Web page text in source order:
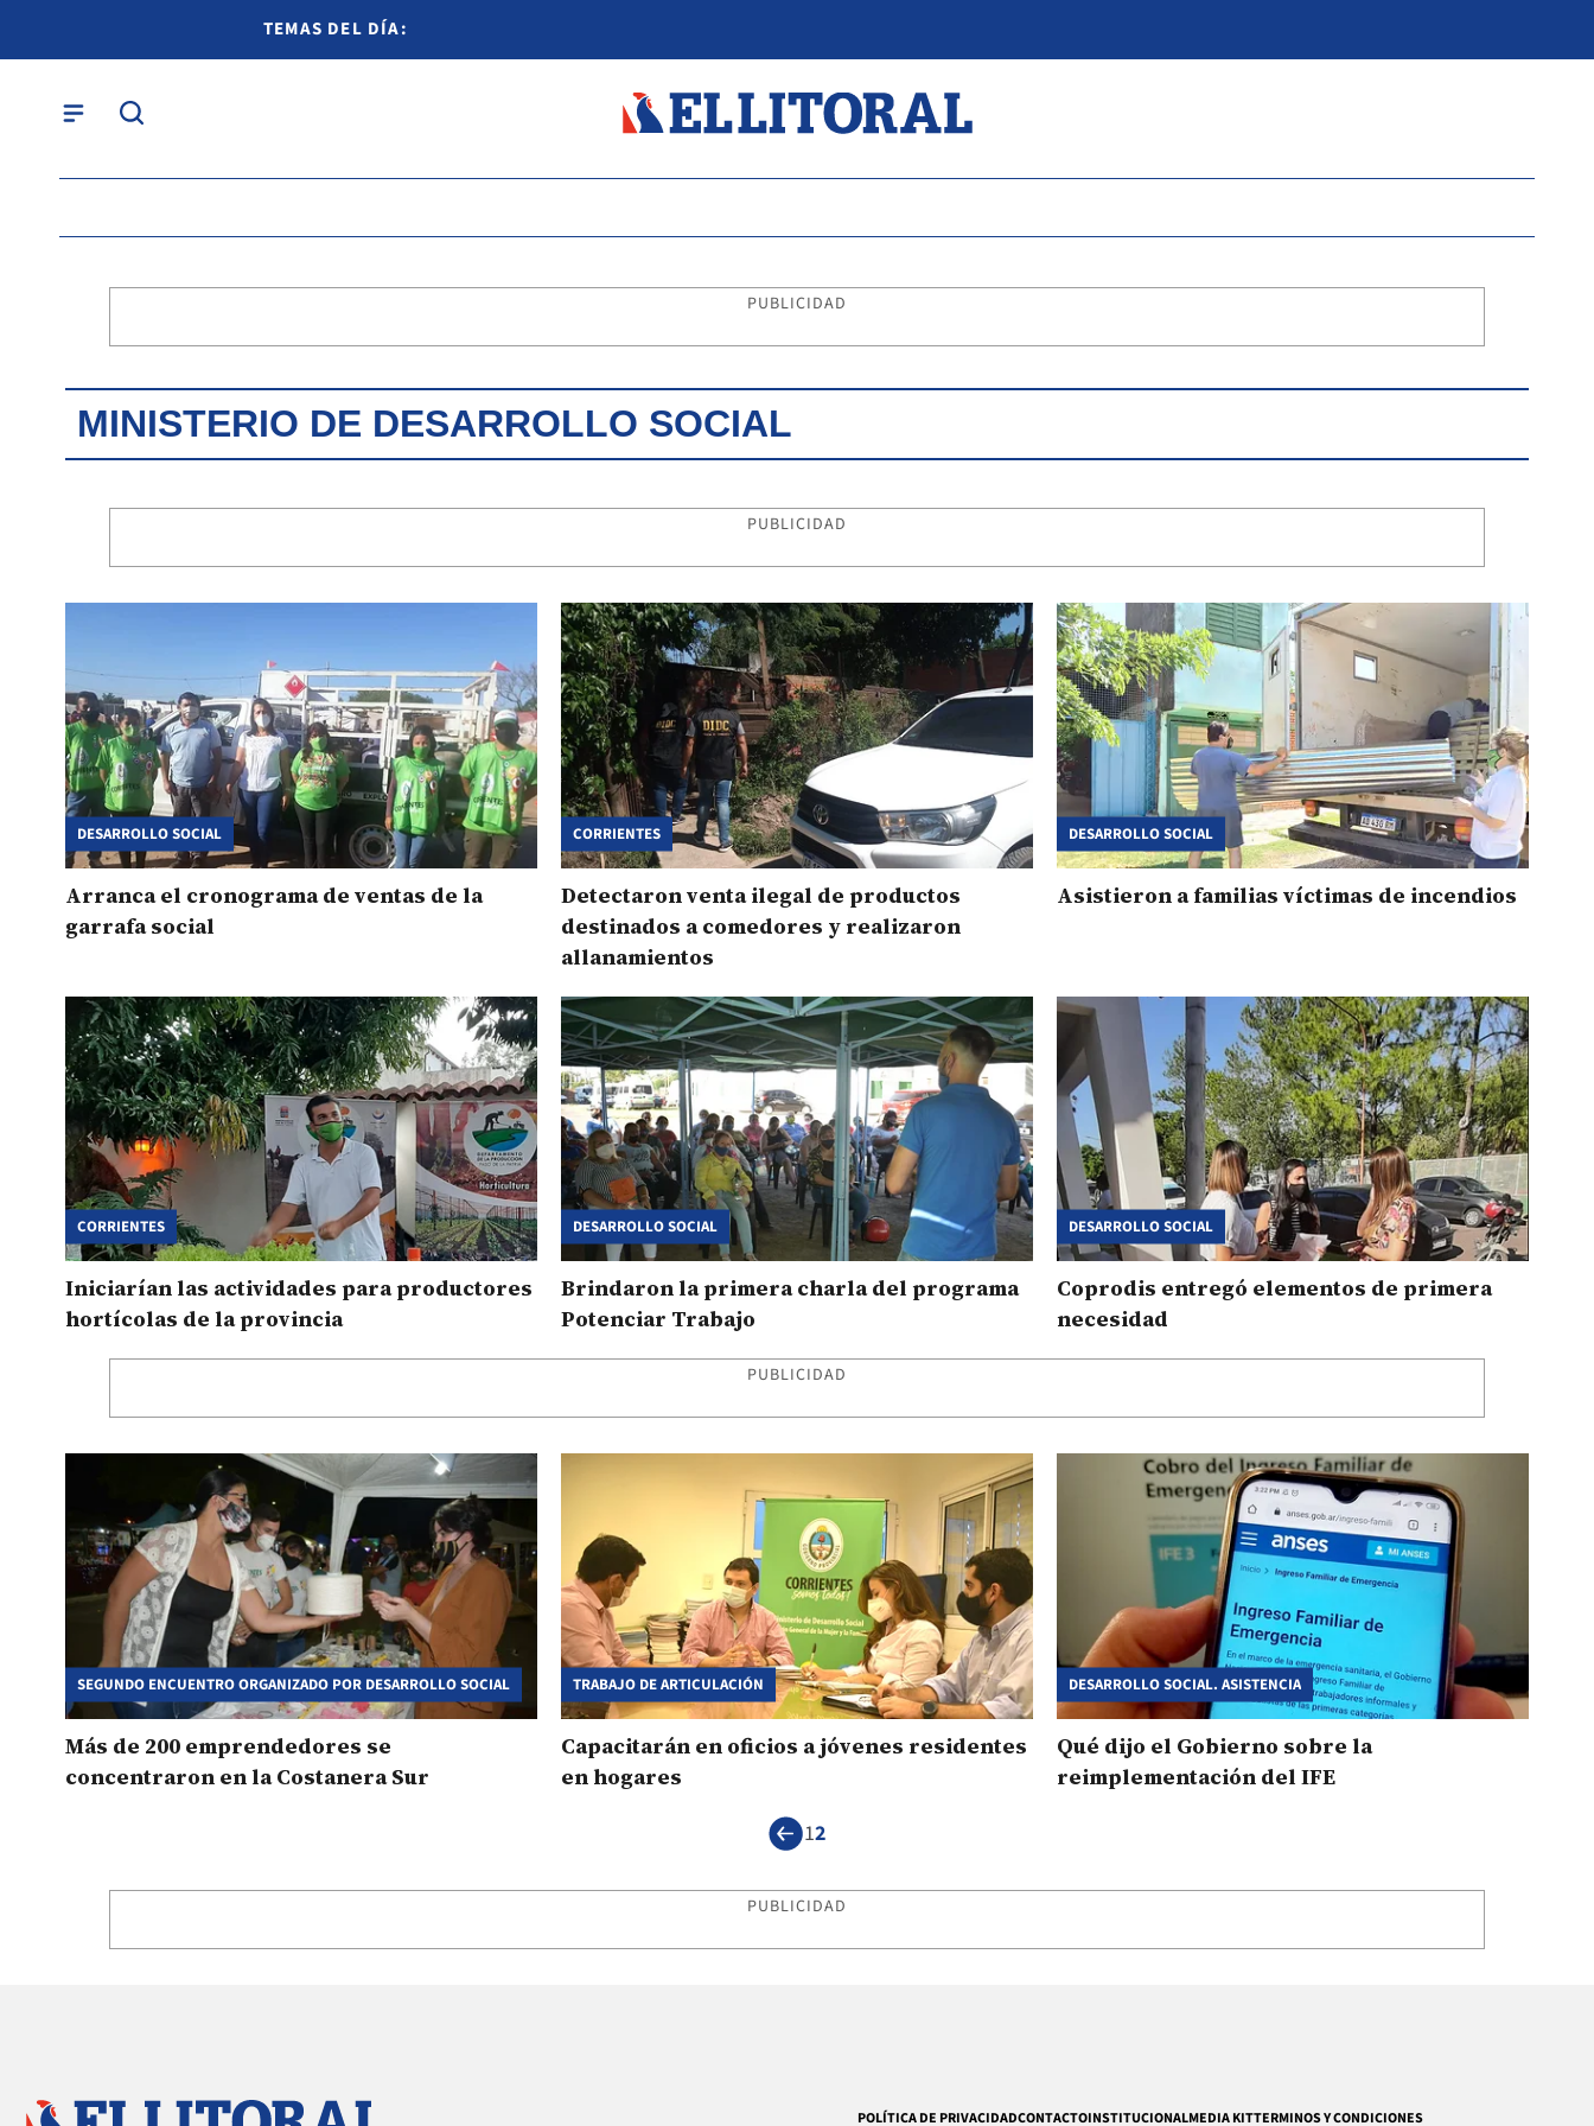
TEMAS DEL DÍA:
PUBLICIDAD
MINISTERIO DE DESARROLLO SOCIAL
PUBLICIDAD
DESARROLLO SOCIAL
Arranca el cronograma de ventas de la
garrafa social
CORRIENTES
Detectaron venta ilegal de productos
destinados a comedores y realizaron
allanamientos
DESARROLLO SOCIAL
Asistieron a familias víctimas de incendios
CORRIENTES
Iniciarían las actividades para productores
hortícolas de la provincia
DESARROLLO SOCIAL
Brindaron la primera charla del programa
Potenciar Trabajo
DESARROLLO SOCIAL
Coprodis entregó elementos de primera
necesidad
PUBLICIDAD
SEGUNDO ENCUENTRO ORGANIZADO POR DESARROLLO SOCIAL
Más de 200 emprendedores se
concentraron en la Costanera Sur
TRABAJO DE ARTICULACIÓN
Capacitarán en oficios a jóvenes residentes
en hogares
DESARROLLO SOCIAL. ASISTENCIA
Qué dijo el Gobierno sobre la
reimplementación del IFE
12
PUBLICIDAD
POLÍTICA DE PRIVACIDADCONTACTOINSTITUCIONALMEDIA KITTERMINOS Y CONDICIONES